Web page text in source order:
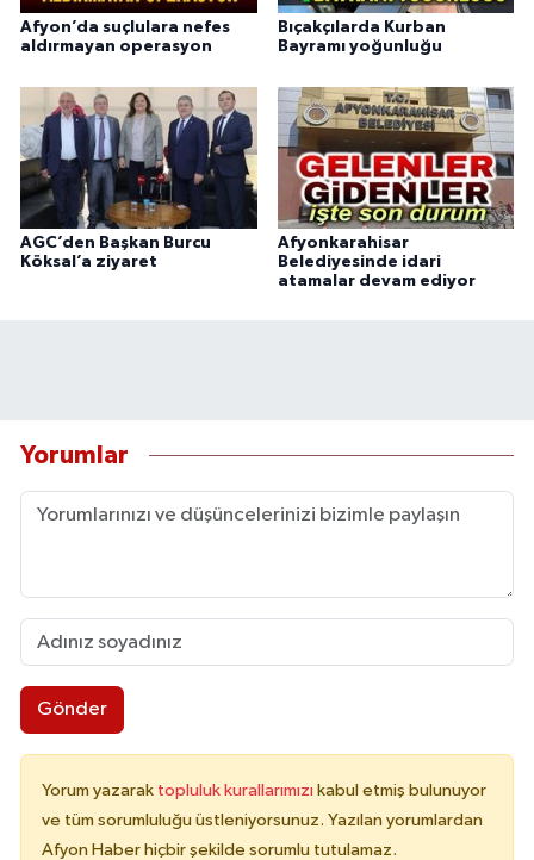
Afyon’da suçlulara nefes
aldırmayan operasyon
Bıçakçılarda Kurban
Bayramı yoğunluğu
AGC’den Başkan Burcu
Köksal’a ziyaret
Afyonkarahisar
Belediyesinde idari
atamalar devam ediyor
Yorumlar
Gönder
Yorum yazarak topluluk kurallarımızı kabul etmiş bulunuyor
ve tüm sorumluluğu üstleniyorsunuz. Yazılan yorumlardan
Afyon Haber hiçbir şekilde sorumlu tutulamaz.